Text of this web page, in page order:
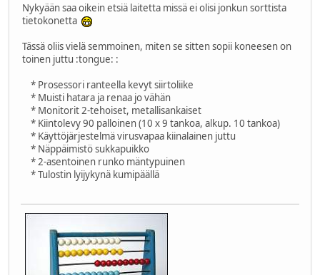
Nykyään saa oikein etsiä laitetta missä ei olisi jonkun sorttista
tietokonetta
Tässä oliis vielä semmoinen, miten se sitten sopii koneesen on
toinen juttu :tongue: :
* Prosessori ranteella kevyt siirtoliike
* Muisti hatara ja renaa jo vähän
* Monitorit 2-tehoiset, metallisankaiset
* Kiintolevy 90 palloinen (10 x 9 tankoa, alkup. 10 tankoa)
* Käyttöjärjestelmä virusvapaa kiinalainen juttu
* Näppäimistö sukkapuikko
* 2-asentoinen runko mäntypuinen
* Tulostin lyijykynä kumipäällä